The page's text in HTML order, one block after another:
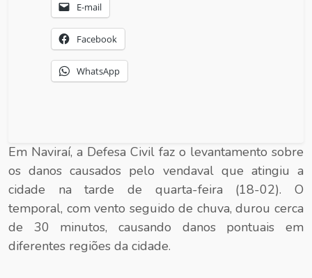
E-mail
Facebook
WhatsApp
Em Naviraí, a Defesa Civil faz o levantamento sobre
os danos causados pelo vendaval que atingiu a
cidade na tarde de quarta-feira (18-02). O
temporal, com vento seguido de chuva, durou cerca
de 30 minutos, causando danos pontuais em
diferentes regiões da cidade.